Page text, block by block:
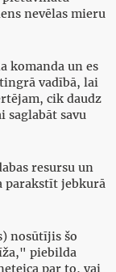
nevēlas mieru
komanda un es
vadībā, lai
cik daudz
savu
resursu un
parakstīt jebkurā
nosūtījis šo
piebilda
par to, vai